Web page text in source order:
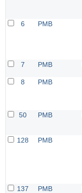
6 PMB
7 PMB
8 PMB
50 PMB
128 PMB
137 PMB